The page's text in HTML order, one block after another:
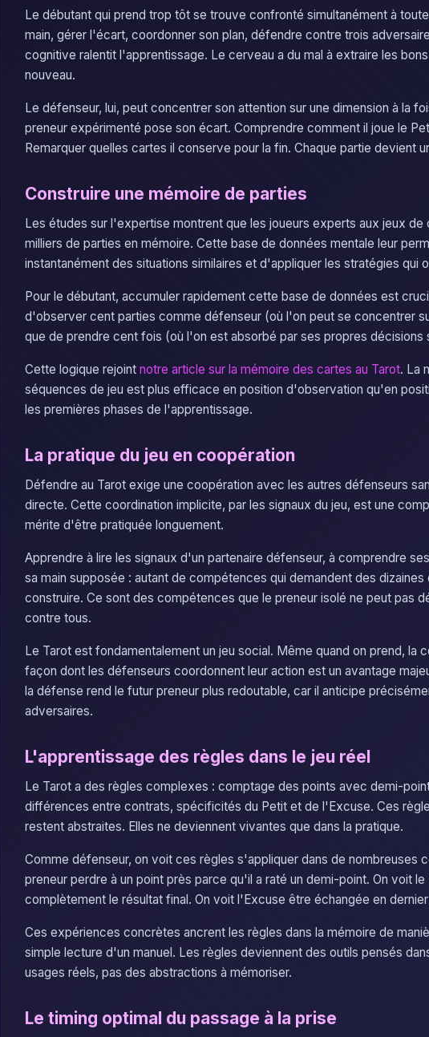
Le débutant qui prend trop tôt se trouve confronté simultanément à
main, gérer l'écart, coordonner son plan, défendre contre trois
cognitive ralentit l'apprentissage. Le cerveau a du mal à extraire les
nouveau.
Le défenseur, lui, peut concentrer son attention sur une dimension à la
preneur expérimenté pose son écart. Comprendre comment il joue le
Remarquer quelles cartes il conserve pour la fin. Chaque partie devient
Construire une mémoire de parties
Les études sur l'expertise montrent que les joueurs experts aux jeux de
milliers de parties en mémoire. Cette base de données mentale leur
instantanément des situations similaires et d'appliquer les stratégies qui
Pour le débutant, accumuler rapidement cette base de données est
d'observer cent parties comme défenseur (où l'on peut se concentrer
que de prendre cent fois (où l'on est absorbé par ses propres
Cette logique rejoint notre article sur la mémoire des cartes au Tarot. La
séquences de jeu est plus efficace en position d'observation qu'en
les premières phases de l'apprentissage.
La pratique du jeu en coopération
Défendre au Tarot exige une coopération avec les autres défenseurs
directe. Cette coordination implicite, par les signaux du jeu, est une
mérite d'être pratiquée longuement.
Apprendre à lire les signaux d'un partenaire défenseur, à comprendre
sa main supposée : autant de compétences qui demandent des dizaines
construire. Ce sont des compétences que le preneur isolé ne peut pas
contre tous.
Le Tarot est fondamentalement un jeu social. Même quand on prend, la
façon dont les défenseurs coordonnent leur action est un avantage
la défense rend le futur preneur plus redoutable, car il anticipe
adversaires.
L'apprentissage des règles dans le jeu réel
Le Tarot a des règles complexes : comptage des points avec demi-
différences entre contrats, spécificités du Petit et de l'Excuse. Ces
restent abstraites. Elles ne deviennent vivantes que dans la pratique.
Comme défenseur, on voit ces règles s'appliquer dans de nombreuses
preneur perdre à un point près parce qu'il a raté un demi-point. On voit
complètement le résultat final. On voit l'Excuse être échangée en
Ces expériences concrètes ancrent les règles dans la mémoire de
simple lecture d'un manuel. Les règles deviennent des outils pensés
usages réels, pas des abstractions à mémoriser.
Le timing optimal du passage à la prise